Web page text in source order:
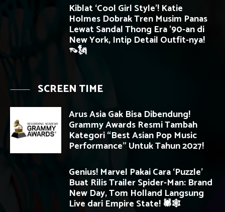
Kiblat ‘Cool Girl Style’! Katie
Holmes Dobrak Tren Musim Panas
Lewat Sandal Thong Era ’90-an di
New York, Intip Detail Outfit-nya!
👡🗽
SCREEN TIME
Arus Asia Gak Bisa Dibendung!
Grammy Awards Resmi Tambah
Kategori “Best Asian Pop Music
Performance” Untuk Tahun 2027!
Genius! Marvel Pakai Cara ‘Puzzle’
Buat Rilis Trailer Spider-Man: Brand
New Day, Tom Holland Langsung
Live dari Empire State! 🕷️🕸️